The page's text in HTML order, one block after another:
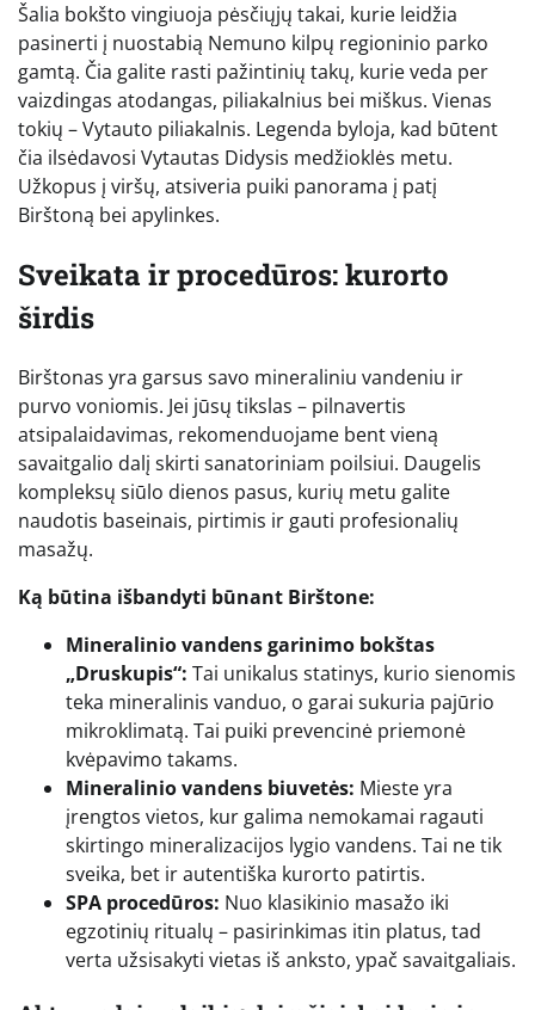
Šalia bokšto vingiuoja pėsčiųjų takai, kurie leidžia
pasinerti į nuostabią Nemuno kilpų regioninio parko
gamtą. Čia galite rasti pažintinių takų, kurie veda per
vaizdingas atodangas, piliakalnius bei miškus. Vienas
tokių – Vytauto piliakalnis. Legenda byloja, kad būtent
čia ilsėdavosi Vytautas Didysis medžioklės metu.
Užkopus į viršų, atsiveria puiki panorama į patį
Birštoną bei apylinkes.
Sveikata ir procedūros: kurorto
širdis
Birštonas yra garsus savo mineraliniu vandeniu ir
purvo voniomis. Jei jūsų tikslas – pilnavertis
atsipalaidavimas, rekomenduojame bent vieną
savaitgalio dalį skirti sanatoriniam poilsiui. Daugelis
kompleksų siūlo dienos pasus, kurių metu galite
naudotis baseinais, pirtimis ir gauti profesionalių
masažų.
Ką būtina išbandyti būnant Birštone:
Mineralinio vandens garinimo bokštas
„Druskupis“: Tai unikalus statinys, kurio sienomis
teka mineralinis vanduo, o garai sukuria pajūrio
mikroklimatą. Tai puiki prevencinė priemonė
kvėpavimo takams.
Mineralinio vandens biuvetės: Mieste yra
įrengtos vietos, kur galima nemokamai ragauti
skirtingo mineralizacijos lygio vandens. Tai ne tik
sveika, bet ir autentiška kurorto patirtis.
SPA procedūros: Nuo klasikinio masažo iki
egzotinių ritualų – pasirinkimas itin platus, tad
verta užsisakyti vietas iš anksto, ypač savaitgaliais.